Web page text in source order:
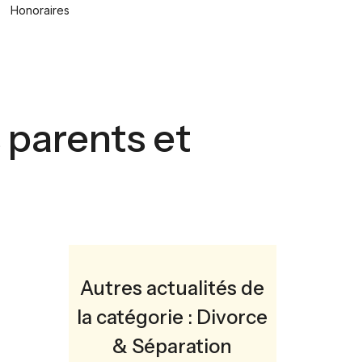
Honoraires
parents et
Autres actualités de
la catégorie : Divorce
& Séparation